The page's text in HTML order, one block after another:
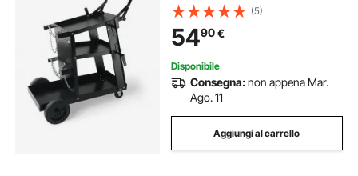
Massimo 168-181 kg Carrello per
Attrezzatura di Saldatura MIG TIG
ARC MMA Taglierina al Plasma da
Officina
(5)
5490€
Disponibile
Consegna:non appena Mar.
Ago. 11
Aggiungi al carrello